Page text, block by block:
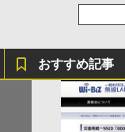
おすすめ記事